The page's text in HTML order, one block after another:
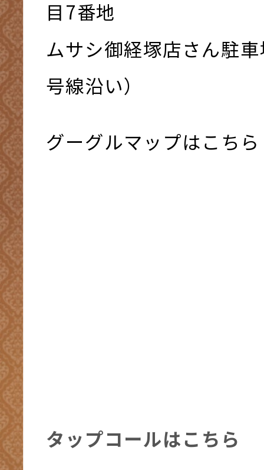
⽬7番地
ムサシ御経塚店さん駐
号線沿い）
グーグルマップはこちら
タップコールはこちら